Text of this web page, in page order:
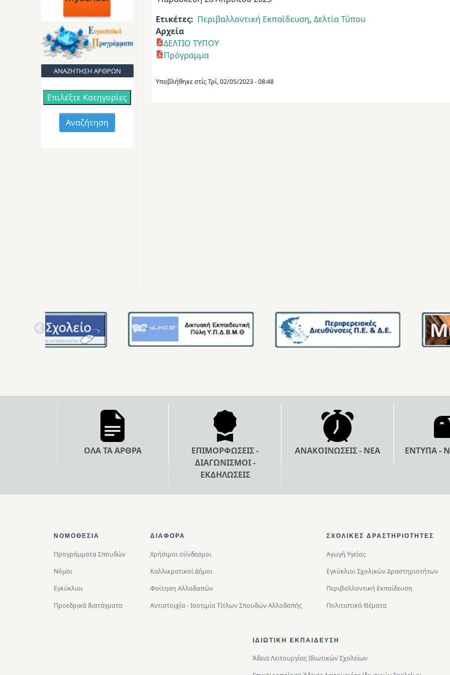
ΑΝΑΖΗΤΗΣΗ ΑΡΘΡΩΝ
Επιλέξτε Κατηγορίες
Ετικέτες
Περιβαλλοντική Εκπαίδευση Δελτία Τύπου
Αρχεία
ΔΕΛΤΙΟ ΤΥΠΟΥ
Πρόγραμμα
Υποβλήθηκε στίςΤρί, 02/05/2023 - 08:48
ΟΛΑ ΤΑ ΑΡΘΡΑ
ΕΠΙΜΟΡΦΩΣΕΙΣ -
ΔΙΑΓΩΝΙΣΜΟΙ -
ΕΚΔΗΛΩΣΕΙΣ
ΑΝΑΚΟΙΝΩΣΕΙΣ - ΝΕΑ ΕΝΤΥΠΑ -
Footer Top
ΝΟΜΟΘΕΣΊΑ
Προγράμματα Σπουδών
Νόμοι
Εγκύκλιοι
Προεδρικά διατάγματα
ΔΙΑΦΟΡΑ
Χρήσιμοι σύνδεσμοι
Καλλικρατικοί Δήμοι
Φοίτηση Αλλοδαπών
Αντιστοιχία - Ισοτιμία Τίτλων Σπουδών Αλλοδαπής
ΣΧΟΛΙΚΈΣ ΔΡΑΣΤΗΡΙΌΤΗΤΕΣ
Αγωγή Υγείας
Εγκύκλιοι Σχολικών Δραστηριοτήτων
Περιβαλλοντική Eκπαίδευση
Πολιτιστικά Θέματα
ΙΔΙΩΤΙΚΉ ΕΚΠΑΊΔΕΥΣΗ
Άδεια Λειτουργίας Ιδιωτικών Σχολείων